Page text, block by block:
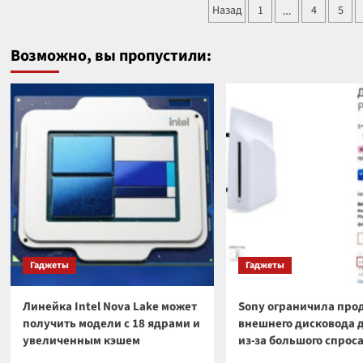
пробелах
Пагинация
Назад 1 … 4 5
Возможно, вы пропустили:
Гаджеты
Линейка Intel Nova Lake может
получить модели с 18 ядрами и
увеличенным кэшем
Гаджеты
Sony ограничила
внешнего дисковода
из-за большого спроса